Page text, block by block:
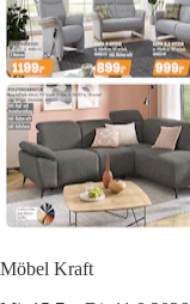
Möbel Kraft